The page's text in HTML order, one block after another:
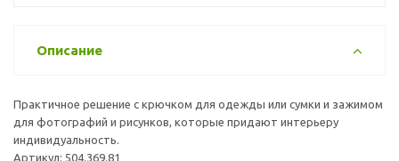
Описание
Практичное решение с крючком для одежды или сумки и зажимом
для фотографий и рисунков, которые придают интерьеру
индивидуальность.
Артикул: 504.369.81